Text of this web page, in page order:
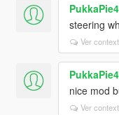
steering
Ver
nice mod
Ver